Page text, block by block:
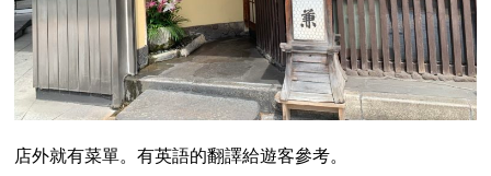
店外就有菜單。有英語的翻譯給遊客參考。